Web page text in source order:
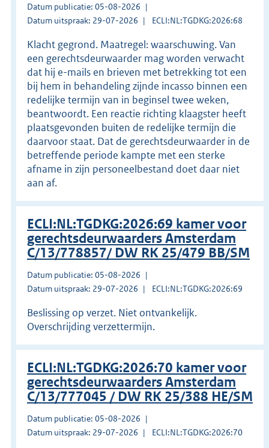
Datum publicatie: 05-08-2026
Datum uitspraak: 29-07-2026
ECLI:NL:TGDKG:2026:68
Klacht gegrond. Maatregel: waarschuwing. Van
een gerechtsdeurwaarder mag worden verwacht
dat hij e-mails en brieven met betrekking tot een
bij hem in behandeling zijnde incasso binnen een
redelijke termijn van in beginsel twee weken,
beantwoordt. Een reactie richting klaagster heeft
plaatsgevonden buiten de redelijke termijn die
daarvoor staat. Dat de gerechtsdeurwaarder in de
betreffende periode kampte met een sterke
afname in zijn personeelbestand doet daar niet
aan af.
ECLI:NL:TGDKG:2026:69 kamer voor
gerechtsdeurwaarders Amsterdam
C/13/778857/ DW RK 25/479 BB/SM
Datum publicatie: 05-08-2026
Datum uitspraak: 29-07-2026
ECLI:NL:TGDKG:2026:69
Beslissing op verzet. Niet ontvankelijk.
Overschrijding verzettermijn.
ECLI:NL:TGDKG:2026:70 kamer voor
gerechtsdeurwaarders Amsterdam
C/13/777045 / DW RK 25/388 HE/SM
Datum publicatie: 05-08-2026
Datum uitspraak: 29-07-2026
ECLI:NL:TGDKG:2026:70